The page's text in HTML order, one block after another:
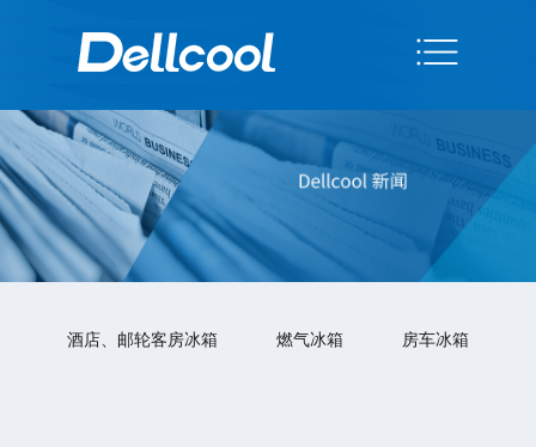
酒店、邮轮客房冰箱 燃气冰箱 房车冰箱